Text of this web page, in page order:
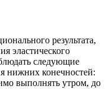
результата,
эластического
следующие
нижних конечностей:
выполнять утром, до